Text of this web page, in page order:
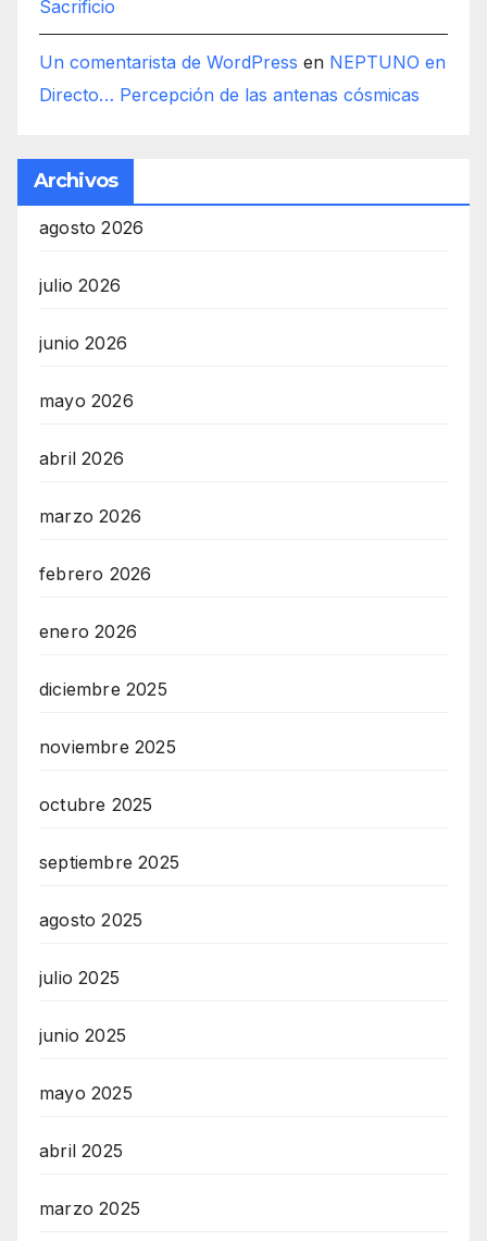
Sacrificio
Un comentarista de WordPress en NEPTUNO en
Directo… Percepción de las antenas cósmicas
Archivos
agosto 2026
julio 2026
junio 2026
mayo 2026
abril 2026
marzo 2026
febrero 2026
enero 2026
diciembre 2025
noviembre 2025
octubre 2025
septiembre 2025
agosto 2025
julio 2025
junio 2025
mayo 2025
abril 2025
marzo 2025